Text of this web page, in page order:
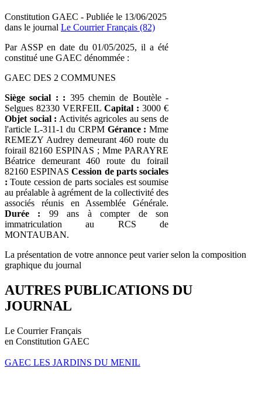
Constitution GAEC - Publiée le 13/06/2025
dans le journal Le Courrier Français (82)
Par ASSP en date du 01/05/2025, il a été
constitué une GAEC dénommée :
GAEC DES 2 COMMUNES
Siège social : : 395 chemin de Boutèle -
Selgues 82330 VERFEIL Capital : 3000 €
Objet social : Activités agricoles au sens de
l'article L-311-1 du CRPM Gérance : Mme
REMEZY Audrey demeurant 460 route du
foirail 82160 ESPINAS ; Mme PARAYRE
Béatrice demeurant 460 route du foirail
82160 ESPINASCession de parts sociales
: Toute cession de parts sociales est soumise
au préalable à agrément de la collectivité des
associés réunis en Assemblée Générale.
Durée : 99 ans à compter de son
immatriculation au RCS de
MONTAUBAN.
La présentation de votre annonce peut varier selon la composition
graphique du journal
AUTRES PUBLICATIONS DU
JOURNAL
Le Courrier Français
en Constitution GAEC
GAEC LES JARDINS DU MENIL